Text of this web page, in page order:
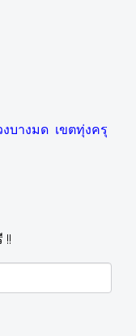
บางมด เขตทุ่งครุ
!!